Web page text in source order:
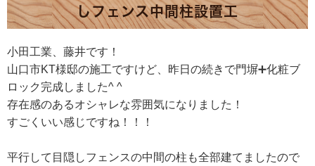
しフェンス中間柱設置工
小田工業、藤井です！
山口市KT様邸の施工ですけど、昨日の続きで門塀➕化粧ブ
ロック完成しました^ ^
存在感のあるオシャレな雰囲気になりました！
すごくいい感じですね！！！
平行して目隠しフェンスの中間の柱も全部建てましたので